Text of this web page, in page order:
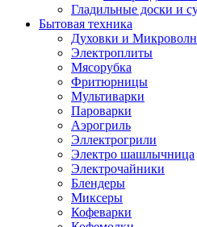
Гладильные доски и
Бытовая техника
Духовки и
Электроплиты
Мясорубка
Фритюрницы
Мультиварки
Пароварки
Аэрогриль
Эллектрогрили
Электро шашлычница
Электрочайники
Блендеры
Миксеры
Кофеварки